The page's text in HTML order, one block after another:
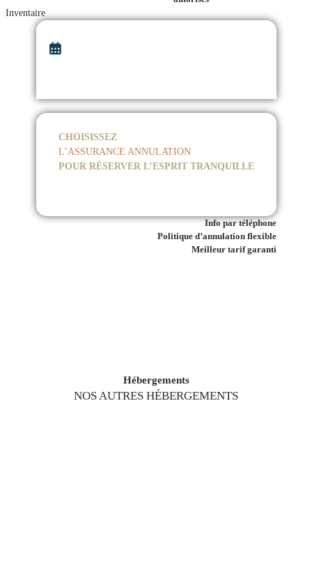
Inventaire
CHOISISSEZ
L’ASSURANCE ANNULATION
POUR RÉSERVER L’ESPRIT TRANQUILLE
Info par téléphone
Politique d’annulation flexible
Meilleur tarif garanti
Hébergements
NOS AUTRES HÉBERGEMENTS